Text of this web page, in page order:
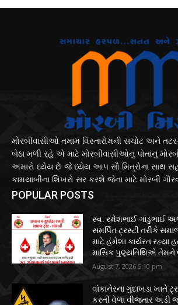
મોરબીવાસીઓ તમામ વિસ્તારોમની સચોટ અને
બેઠા મળી રહે એ માટે મોરબીવાસીઓનું પોતાનું
અમારો ધ્યેય છે જે ધ્યેય આપ સૌ મિત્રોના સાથ
કામયાબીના શિખરો સર કરશે જેના માટે મોરબી
POPULAR POSTS
સ્વ. રમેશભાઈ ગાંડુભાઈ
સમર્પિત ટ્રસ્ટી તરીકે
માટે હંમેશા કાર્યરત રહ્યા
માસિક પુણ્યતિથિએ તેમને
August 7, 2026 5:10 pm
વાંકાનેરના ગુંદાખડા ખાતે
કરતી વેળા વીજતાર અડી